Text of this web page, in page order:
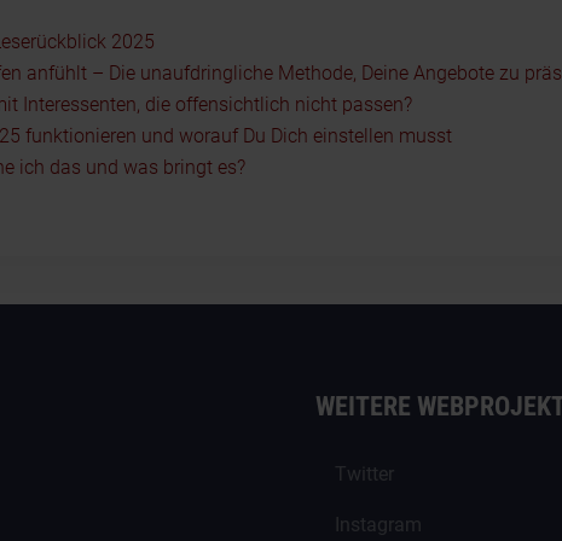
2025
anfühlt – Die unaufdringliche Methode, Deine Angebote zu
Interessenten, die offensichtlich nicht passen?
funktionieren und worauf Du Dich einstellen musst
ich das und was bringt es?
WEITERE
Twitter
Instagram